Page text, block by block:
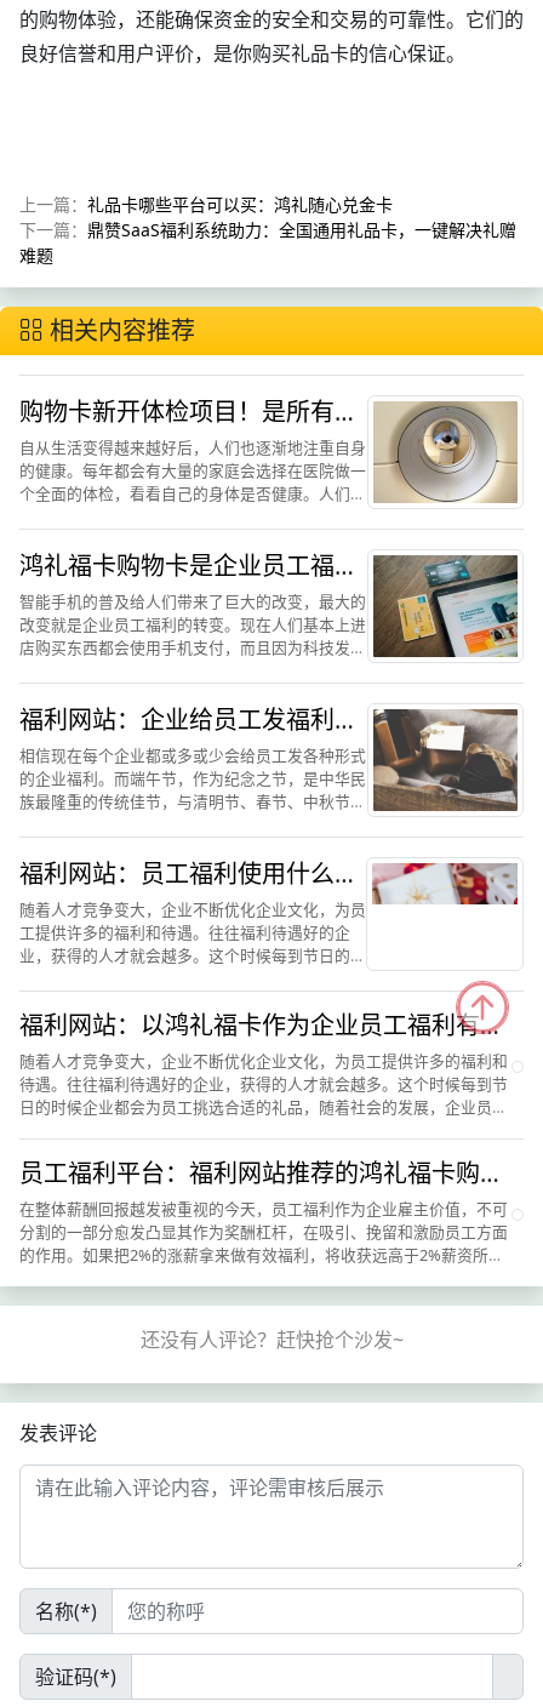
的购物体验，还能确保资金的安全和交易的可靠性。它们的
良好信誉和用户评价，是你购买礼品卡的信心保证。
上一篇： 礼品卡哪些平台可以买：鸿礼随心兑金卡
下一篇： 鼎赞SaaS福利系统助力：全国通用礼品卡，一键解决礼赠
难题
相关内容推荐
购物卡新开体检项目！是所有体
检者的福利
自从生活变得越来越好后，人们也逐渐地注重自身
的健康。每年都会有大量的家庭会选择在医院做一
个全面的体检，看看自己的身体是否健康。人们在
导致经常浪费时间。一...
鸿礼福卡购物卡是企业员工福利
的优选
智能手机的普及给人们带来了巨大的改变，最大的
改变就是企业员工福利的转变。现在人们基本上进
店购买东西都会使用手机支付，而且因为科技发展
购物需求，所以出现了...
福利网站：企业给员工发福利什
么最合适
相信现在每个企业都或多或少会给员工发各种形式
的企业福利。而端午节，作为纪念之节，是中华民
族最隆重的传统佳节，与清明节、春节、中秋节并
员工的端午节福利上多...
福利网站：员工福利使用什么比
较好，以鸿礼福卡购物卡为例
随着人才竞争变大，企业不断优化企业文化，为员
工提供许多的福利和待遇。往往福利待遇好的企
业，获得的人才就会越多。这个时候每到节日的时
用购物卡作为员工福利的...
福利网站：以鸿礼福卡作为企业员工福利有何
优势
随着人才竞争变大，企业不断优化企业文化，为员工提供许多的福利和
待遇。往往福利待遇好的企业，获得的人才就会越多。这个时候每到节
日的时候企业都会为员工挑选合适的礼品，随着社会的发展，企业员工
员工福利平台：福利网站推荐的鸿礼福卡购物
卡怎么样
在整体薪酬回报越发被重视的今天，员工福利作为企业雇主价值，不可
分割的一部分愈发凸显其作为奖酬杠杆，在吸引、挽留和激励员工方面
的作用。如果把2%的涨薪拿来做有效福利，将收获远高于2%薪资所带
发表评论
名称(*)
验证码(*)